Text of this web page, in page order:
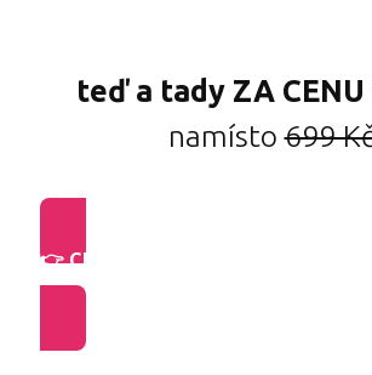
teď a tady ZA CENU
namísto699
👉 Chci 5 AUDIO NAHRÁVEK
a naprogramovat svou mysl na